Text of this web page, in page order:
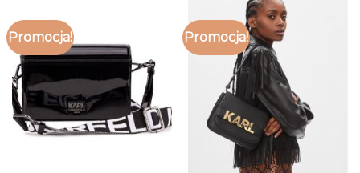
Promocja! Promocja!